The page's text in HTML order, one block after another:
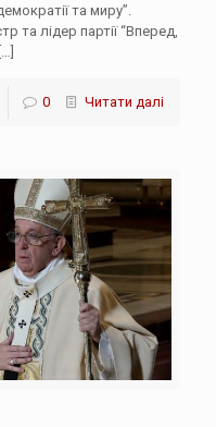
та миру”.
та лідер партії “Вперед,
[…]
0 Читати далі